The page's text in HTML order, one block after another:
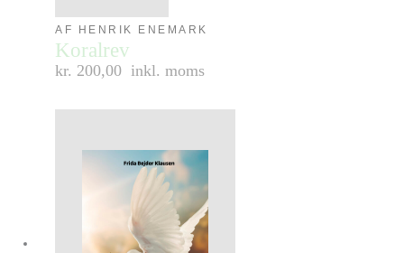
AF HENRIK ENEMARK
Koralrev
kr. 200,00 inkl. moms